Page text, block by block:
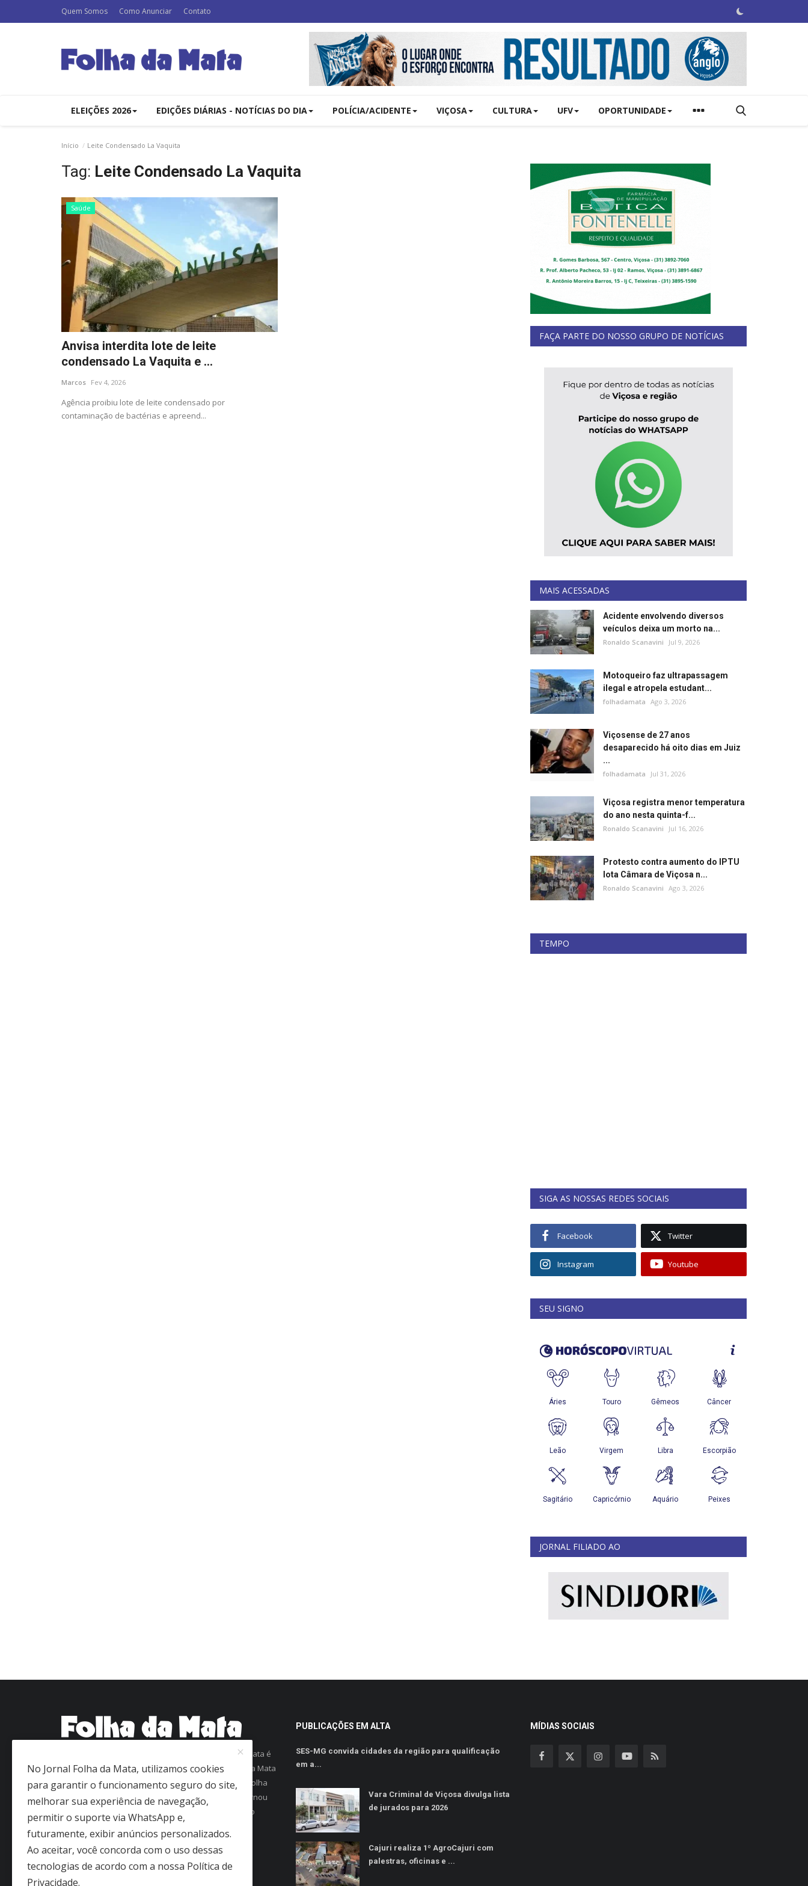
Quem Somos Como Anunciar Contato
ELEIÇÕES 2026 EDIÇÕES DIÁRIAS - NOTÍCIAS DO DIA POLÍCIA/ACIDENTE VIÇOSA CULTURA UFV OPORTUNIDADE
Início Leite Condensado La Vaquita
Tag: Leite Condensado La Vaquita
Saúde
Anvisa interdita lote de leite
condensado La Vaquita e ...
Marcos Fev 4, 2026
Agência proibiu lote de leite condensado por
contaminação de bactérias e apreend...
FAÇA PARTE DO NOSSO GRUPO DE NOTÍCIAS
MAIS ACESSADAS
Acidente envolvendo diversos
veículos deixa um morto na...
Ronaldo Scanavini Jul 9, 2026
Motoqueiro faz ultrapassagem
ilegal e atropela estudant...
folhadamata Ago 3, 2026
Viçosense de 27 anos
desaparecido há oito dias em Juiz
...
folhadamata Jul 31, 2026
Viçosa registra menor temperatura
do ano nesta quinta-f...
Ronaldo Scanavini Jul 16, 2026
Protesto contra aumento do IPTU
lota Câmara de Viçosa n...
Ronaldo Scanavini Ago 3, 2026
TEMPO
SIGA AS NOSSAS REDES SOCIAIS
Facebook Twitter
Instagram Youtube
SEU SIGNO
JORNAL FILIADO AO
Com mais de 60 anos de história, o jornal Folha da Mata é
uma referência em informação na região da Zona da Mata
Mineira. Fundado em 1963 como Folha de Viçosa, o Folha
da Mata conquistou a confiança dos leitores e se tornou
um dos jornais mais antigos em circulação regular no
interior de Minas Gerais.
PUBLICAÇÕES EM ALTA
SES-MG convida cidades da região para qualificação
em a...
Vara Criminal de Viçosa divulga lista
de jurados para 2026
Cajuri realiza 1º AgroCajuri com
palestras, oficinas e ...
MÍDIAS SOCIAIS
No Jornal Folha da Mata, utilizamos cookies
para garantir o funcionamento seguro do site,
melhorar sua experiência de navegação,
permitir o suporte via WhatsApp e,
futuramente, exibir anúncios personalizados.
Ao aceitar, você concorda com o uso dessas
tecnologias de acordo com a nossa Política de
Privacidade.